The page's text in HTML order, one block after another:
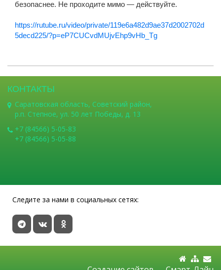
безопаснее. Не проходите мимо — действуйте.
https://rutube.ru/video/private/119e6a482d9ae37d2002702d
5decd225/?p=eP7CUCvdMUjvEhp9vHb_Tg
КОНТАКТЫ
Саратовская область, Советский район,
р.п. Степное, ул. 50 лет Победы, д. 13
+7 (84566) 5-05-83
+7 (84566) 5-05-88
Следите за нами в социальных сетях: